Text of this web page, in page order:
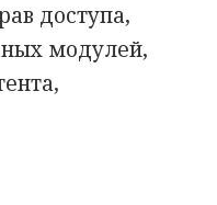
доступа,
модулей,